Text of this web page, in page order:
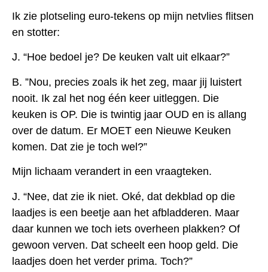
Ik zie plotseling euro-tekens op mijn netvlies flitsen
en stotter:
J. “Hoe bedoel je? De keuken valt uit elkaar?”
B. ”Nou, precies zoals ik het zeg, maar jij luistert
nooit. Ik zal het nog één keer uitleggen. Die
keuken is OP. Die is twintig jaar OUD en is allang
over de datum. Er MOET een Nieuwe Keuken
komen. Dat zie je toch wel?”
Mijn lichaam verandert in een vraagteken.
J. “Nee, dat zie ik niet. Oké, dat dekblad op die
laadjes is een beetje aan het afbladderen. Maar
daar kunnen we toch iets overheen plakken? Of
gewoon verven. Dat scheelt een hoop geld. Die
laadjes doen het verder prima. Toch?”